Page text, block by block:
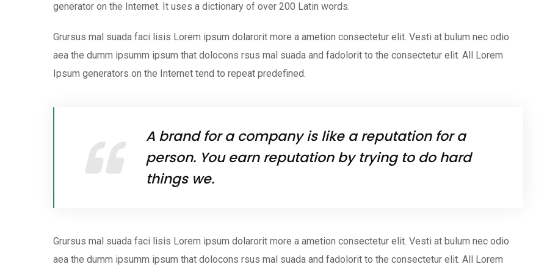
generator on the Internet. It uses a dictionary of over 200 Latin words.
Grursus mal suada faci lisis Lorem ipsum dolarorit more a ametion consectetur elit. Vesti at bulum nec odio
aea the dumm ipsumm ipsum that dolocons rsus mal suada and fadolorit to the consectetur elit. All Lorem
Ipsum generators on the Internet tend to repeat predefined.
A brand for a company is like a reputation for a
person. You earn reputation by trying to do hard
things we.
Grursus mal suada faci lisis Lorem ipsum dolarorit more a ametion consectetur elit. Vesti at bulum nec odio
aea the dumm ipsumm ipsum that dolocons rsus mal suada and fadolorit to the consectetur elit. All Lorem